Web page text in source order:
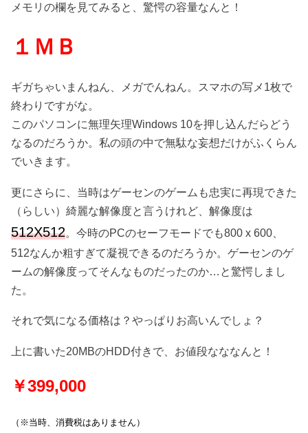
メモリの欄を見てみると、驚愕の容量なんと！
１ＭＢ
ギガちゃいまんねん、メガでんねん。スマホの写メ1枚で
終わりですがな。
このパソコンに無理矢理Windows 10を押し込んだらどう
なるのだろうか。私の頭の中で無駄な妄想だけがふくらん
でいきます。
更にさらに、当時はゲーセンのゲームも忠実に再現できた
（らしい）綺麗な解像度と言うけれど、解像度は
512X512。今時のPCのセーフモードでも800 x 600、
512なんか粗すぎて凝視できるのだろうか。ゲーセンのゲ
ームの解像度ってそんなものだったのか…と驚愕しまし
た。
それで気になる価格は？やっぱりお高いんでしょ？
上に書いた20MBのHDD付きで、お値段なななんと！
￥399,000
（※当時、消費税はありません）